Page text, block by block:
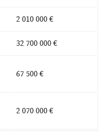
2 010 000 €
32 700 000 €
67 500 €
2 070 000 €